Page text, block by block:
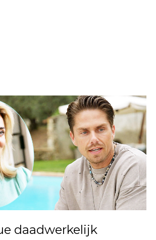
daadwerkelijk